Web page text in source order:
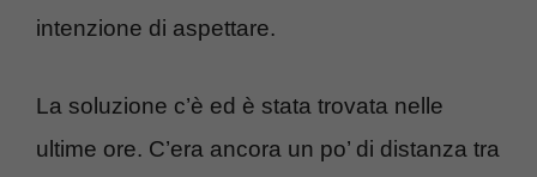
intenzione di aspettare.
La soluzione c’è ed è stata trovata nelle
ultime ore. C’era ancora un po’ di distanza tra